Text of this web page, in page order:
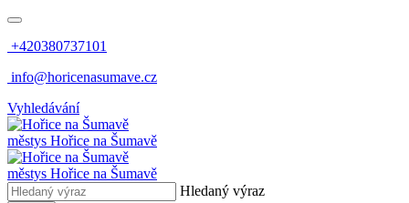
+420380737101
info@horicenasumave.cz
Vyhledávání
městys Hořice na Šumavě
městys Hořice na Šumavě
Hledaný výraz